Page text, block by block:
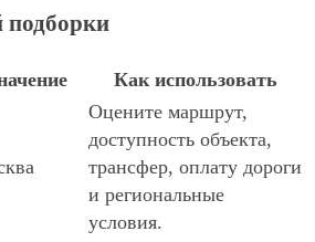
подборки
Как использовать
Оцените маршрут,
доступность объекта,
трансфер, оплату дороги
и региональные
условия.